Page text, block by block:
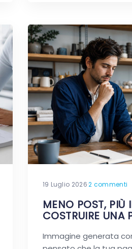
19 Luglio 2026·2 commenti
MENO POST, PIÙ
COSTRUIRE UNA
Immagine generata